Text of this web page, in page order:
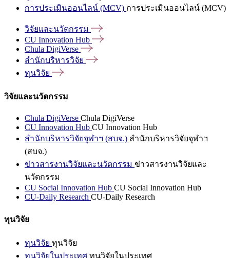
การประเมินออนไลน์ (MCV) การประเมินออนไลน์ (MCV)
วิจัยและนวัตกรรม
CU Innovation Hub
Chula DigiVerse
สำนักบริหารวิจัย
ทุนวิจัย
วิจัยและนวัตกรรม
Chula DigiVerse Chula DigiVerse
CU Innovation Hub CU Innovation Hub
สำนักบริหารวิจัยจุฬาฯ (สบจ.) สำนักบริหารวิจัยจุฬาฯ
(สบจ.)
ข่าวสารงานวิจัยและนวัตกรรม ข่าวสารงานวิจัยและ
นวัตกรรม
CU Social Innovation Hub CU Social Innovation Hub
CU-Daily Research CU-Daily Research
ทุนวิจัย
ทุนวิจัย ทุนวิจัย
ทุนวิจัยในประเทศ ทุนวิจัยในประเทศ